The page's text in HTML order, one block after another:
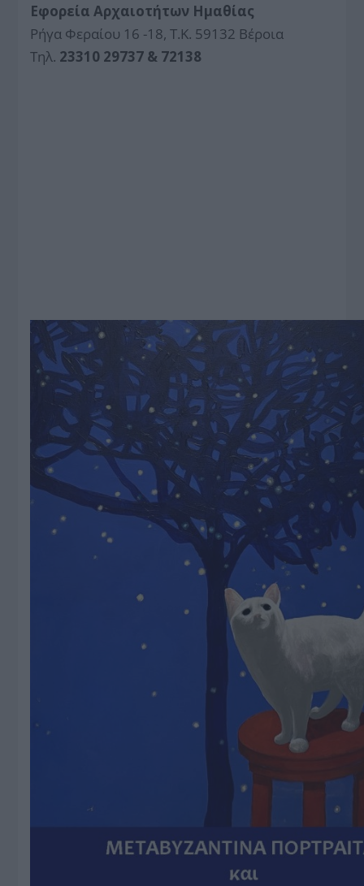
Εφορεία Αρχαιοτήτων Ημαθίας
Ρήγα Φεραίου 16 -18, Τ.Κ. 59132 Βέροια
Τηλ. 23310 29737 & 72138